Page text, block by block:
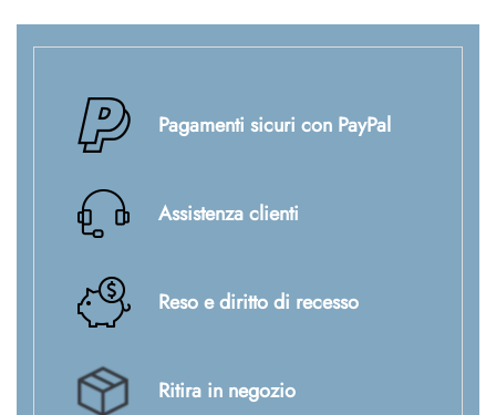
Pagamenti sicuri con PayPal
Assistenza clienti
Reso e diritto di recesso
Ritira in negozio